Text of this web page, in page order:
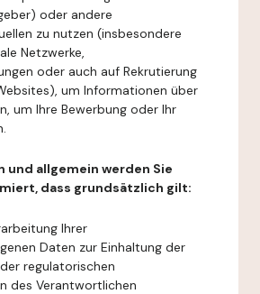
oder andere
zu nutzen (insbesondere
Netzwerke,
oder auch auf Rekrutierung
um Informationen über
um Ihre Bewerbung oder Ihr
und allgemein werden Sie
dass grundsätzlich gilt:
Ihrer
Daten zur Einhaltung der
regulatorischen
des Verantwortlichen